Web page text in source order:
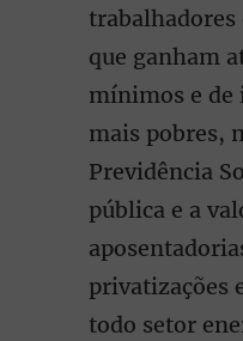
trabalhadores
que ganham
mínimos e de
mais pobres,
Previdência
pública e a
privatizações
todo setor